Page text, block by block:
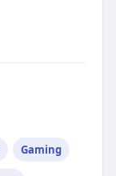
Gaming